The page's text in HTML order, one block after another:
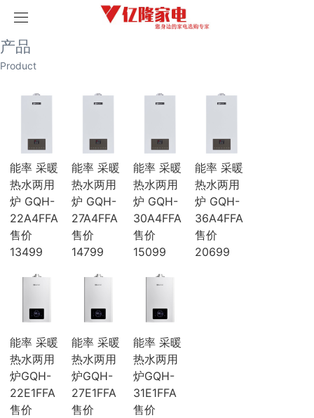
首页
产品
家用空调
破解版榴莲视频在线下载空调
COLMO空调
科龙空调
美博空调
月兔空调
小天鹅空调
三菱电机空调
海信空调
中央空调
三菱电机
破解版榴莲视频在线下载
海尔
麦克维尔
中广欧特斯
COLMO
约克
风管机
吸顶机
产品
Product
能率 采暖
热水两用
炉 GQH-
22A4FFA
售价
13499
能率 采暖
热水两用
炉 GQH-
27A4FFA
售价
14799
能率 采暖
热水两用
炉 GQH-
30A4FFA
售价
15099
能率 采暖
热水两用
炉 GQH-
36A4FFA
售价
20699
能率 采暖
热水两用
炉GQH-
22E1FFA
售价
能率 采暖
热水两用
炉GQH-
27E1FFA
售价
能率 采暖
热水两用
炉GQH-
31E1FFA
售价
历史记录